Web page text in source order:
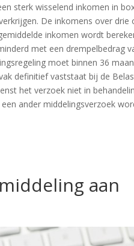
sterk wisselend inkomen in
De inkomens over
inkomen wordt
met een drempelbedrag
moet binnen 36
definitief vaststaat bij de
het verzoek niet in
ander middelingsverzoek
aan